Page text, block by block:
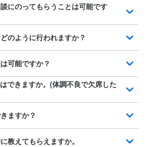
にのってもらうことは可能です
のように行われますか？
可能ですか？
できますか。(体調不良で欠席した
ますか？
教えてもらえますか。